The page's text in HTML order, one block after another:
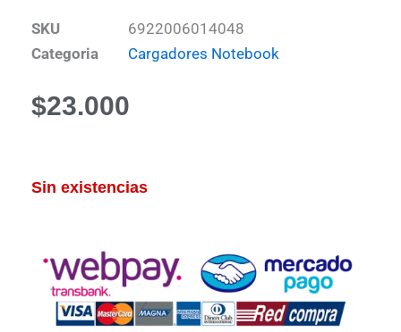
SKU
6922006014048
Categoria
Cargadores Notebook
$23.000
Sin existencias